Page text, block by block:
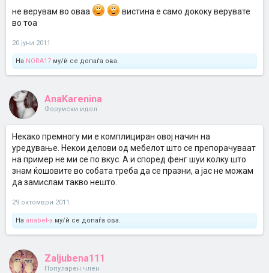
не верувам во оваа
вистина е само дококу верувате
во тоа
20 јуни 2011
На NORA17 му/ѝ се допаѓа ова.
AnaKarenina
Форумски идол
Некако премногу ми е комплициран овој начин на
уредување. Некои делови од мебелот што се препорачуваат
на пример не ми се по вкус. А и според фенг шуи колку што
знам ќошовите во собата треба да се празни, а јас не можам
да замислам такво нешто.
29 октомври 2011
На anabel-a му/ѝ се допаѓа ова.
Zaljubena111
Популарен член